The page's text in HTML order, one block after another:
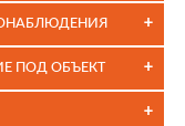
+
+
ПОД ОБЪЕКТ
+